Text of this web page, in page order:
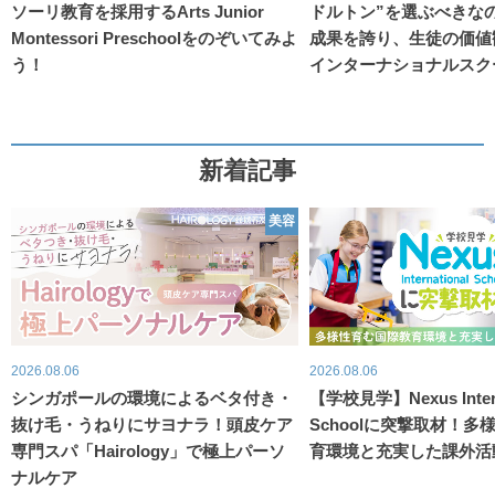
ソーリ教育を採用するArts Junior
Montessori Preschoolをのぞいてみよ
う！
ドルトン”を選ぶべきな
成果を誇り、生徒の価
インターナショナルス
新着記事
美容
2026.08.06
シンガポールの環境によるベタ付き・
抜け毛・うねりにサヨナラ！頭皮ケア
専門スパ「Hairology」で極上パーソ
ナルケア
2026.08.06
【学校見学】Nexus
Schoolに突撃取材！多
育環境と充実した課外